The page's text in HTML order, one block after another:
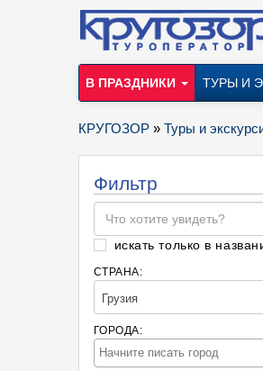
В ПРАЗДНИКИ ТУРЫ И
КРУГОЗОР » Туры и
Фильтр
искать только в
СТРАНА:
Грузия
ГОРОДА: